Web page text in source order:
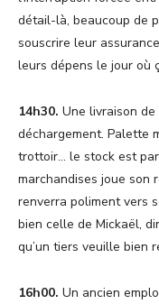
détail-là, beaucoup de
souscrire leur
leurs dépens le jour où
14h30. Une livraison
déchargement. Palette
trottoir… le stock est
marchandises joue son
renverra poliment vers
bien celle de Mickaël,
qu’un tiers veuille bien
16h00. Un ancien